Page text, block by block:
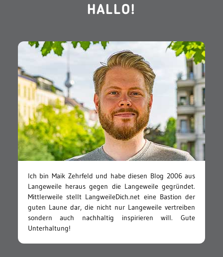
HALLO!
Ich bin Maik Zehrfeld und habe diesen Blog 2006 aus
Langeweile heraus gegen die Langeweile gegründet.
Mittlerweile stellt LangweileDich.net eine Bastion der
guten Laune dar, die nicht nur Langeweile vertreiben
sondern auch nachhaltig inspirieren will. Gute
Unterhaltung!